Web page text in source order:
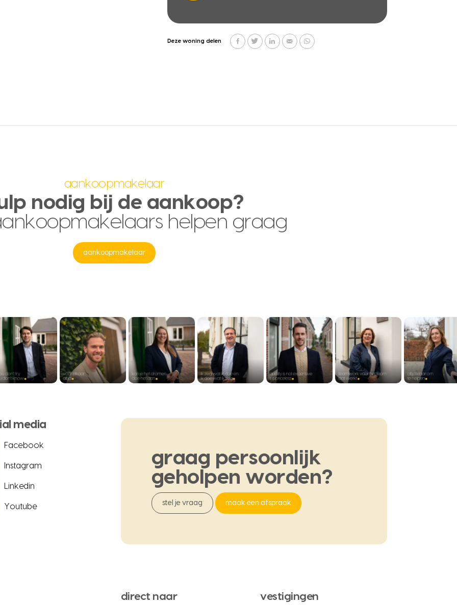
Deze woning delen
aankoopmakelaar
nodig bij de aankoop?
helpen graag
aankoopmakelaar
media
Facebook
Instagram
Linkedin
Youtube
graag persoonlijk
geholpen worden?
stel je vraag maak een afspraak
direct naar vestigingen